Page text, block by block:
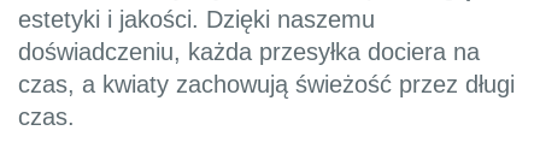
estetyki i jakości. Dzięki naszemu
doświadczeniu, każda przesyłka dociera na
czas, a kwiaty zachowują świeżość przez długi
czas.